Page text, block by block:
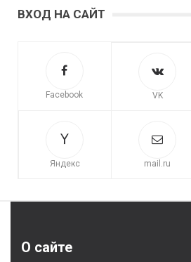
ВХОД НА САЙТ
Facebook VK
Яндекс mail.ru
О сайте